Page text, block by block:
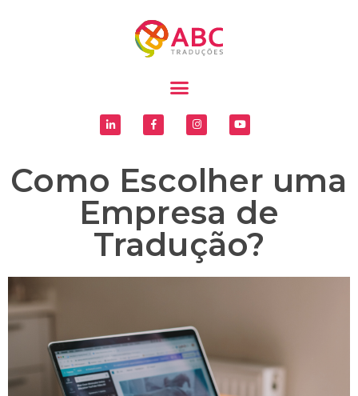
Como Escolher uma
Empresa de
Tradução?